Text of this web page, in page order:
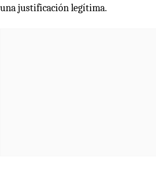
una justificación legítima.